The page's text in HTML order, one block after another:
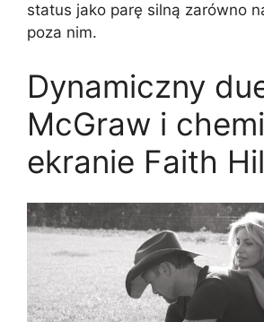
status jako parę silną zarówno
poza nim.
Dynamiczny
McGraw i
ekranie Faith